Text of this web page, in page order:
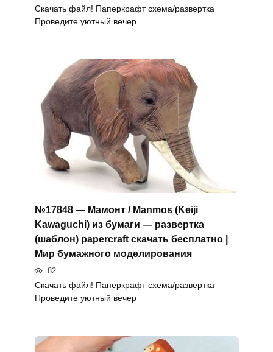
Скачать файл! Паперкрафт схема/развертка
Проведите уютный вечер
№17848 — Мамонт / Manmos (Keiji
Kawaguchi) из бумаги — развертка
(шаблон) papercraft скачать бесплатно |
Мир бумажного моделирования
82
Скачать файл! Паперкрафт схема/развертка
Проведите уютный вечер